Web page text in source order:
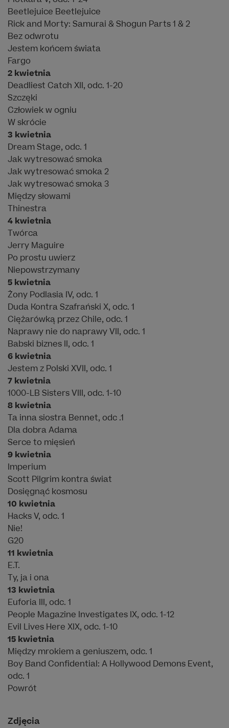
Beetlejuice Beetlejuice
Rick and Morty: Samurai & Shogun Parts 1 & 2
Bez odwrotu
Jestem końcem świata
Fargo
2 kwietnia
Deadliest Catch XII, odc. 1-20
Szczęki
Człowiek w ogniu
W skrócie
3 kwietnia
Dream Stage, odc. 1
Jak wytresować smoka
Jak wytresować smoka 2
Jak wytresować smoka 3
Między słowami
Thinestra
4 kwietnia
Twórca
Jerry Maguire
Po prostu uwierz
Niepowstrzymany
5 kwietnia
Żony Podlasia IV, odc. 1
Duda Kontra Szafrański X, odc. 1
Ciężarówką przez Chile, odc. 1
Naprawy nie do naprawy VII, odc. 1
Babski biznes II, odc. 1
6 kwietnia
Jestem z Polski XVII, odc. 1
7 kwietnia
1000-LB Sisters VIII, odc. 1-10
8 kwietnia
Ta inna siostra Bennet, odc .1
Dla dobra Adama
Serce to mięsień
9 kwietnia
Imperium
Scott Pilgrim kontra świat
Dosięgnąć kosmosu
10 kwietnia
Hacks V, odc. 1
Nie!
G20
11 kwietnia
E.T.
Ty, ja i ona
13 kwietnia
Euforia III, odc. 1
People Magazine Investigates IX, odc. 1-12
Evil Lives Here XIX, odc. 1-10
15 kwietnia
Między mrokiem a geniuszem, odc. 1
Boy Band Confidential: A Hollywood Demons Event,
odc. 1
Powrót
Zdjęcia